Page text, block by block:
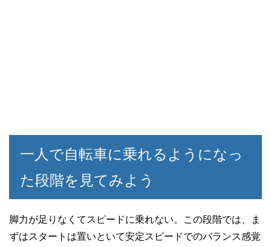
一人で自転車に乗れるようになっ
た段階を見てみよう
脚力が足りなくてスピードに乗れない。この段階では、ま
ずはスタートは置いといて安定スピードでのバランス感覚